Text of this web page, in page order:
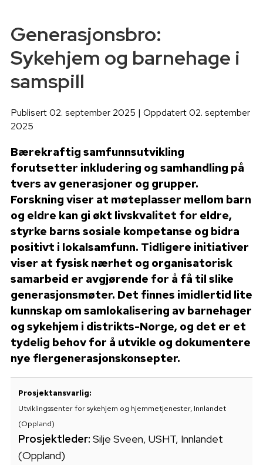
Generasjonsbro:
Sykehjem og barnehage i
samspill
Publisert 02. september 2025 | Oppdatert 02. september
2025
Bærekraftig samfunnsutvikling
forutsetter inkludering og samhandling på
tvers av generasjoner og grupper.
Forskning viser at møteplasser mellom barn
og eldre kan gi økt livskvalitet for eldre,
styrke barns sosiale kompetanse og bidra
positivt i lokalsamfunn. Tidligere initiativer
viser at fysisk nærhet og organisatorisk
samarbeid er avgjørende for å få til slike
generasjonsmøter. Det finnes imidlertid lite
kunnskap om samlokalisering av barnehager
og sykehjem i distrikts-Norge, og det er et
tydelig behov for å utvikle og dokumentere
nye flergenerasjonskonsepter.
Prosjektansvarlig:
Utviklingssenter for sykehjem og hjemmetjenester, Innlandet
(Oppland)
Prosjektleder: Silje Sveen, USHT, Innlandet
(Oppland)